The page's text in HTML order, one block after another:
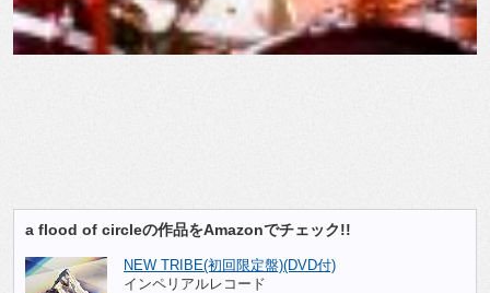
a flood of circleの作品をAmazonでチェック!!
NEW TRIBE(初回限定盤)(DVD付)
インペリアルレコード